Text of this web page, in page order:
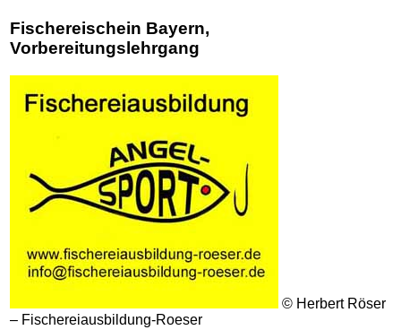
Fischereischein Bayern,
Vorbereitungslehrgang
© Herbert Röser
– Fischereiausbildung-Roeser